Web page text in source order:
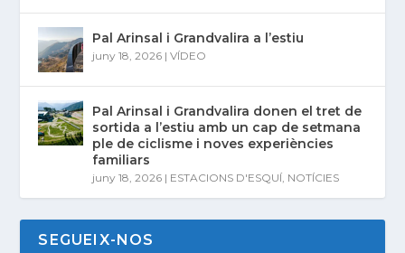
Pal Arinsal i Grandvalira a l’estiu
juny 18, 2026 |VÍDEO
Pal Arinsal i Grandvalira donen el tret de
sortida a l’estiu amb un cap de setmana
ple de ciclisme i noves experiències
familiars
juny 18, 2026 | ESTACIONS D'ESQUÍ NOTÍCIES
SEGUEIX-NOS